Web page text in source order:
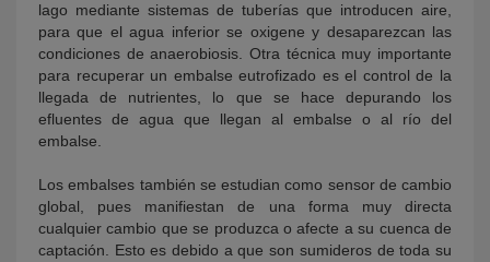
lago mediante sistemas de tuberías que introducen aire,
para que el agua inferior se oxigene y desaparezcan las
condiciones de anaerobiosis. Otra técnica muy importante
para recuperar un embalse eutrofizado es el control de la
llegada de nutrientes, lo que se hace depurando los
efluentes de agua que llegan al embalse o al río del
embalse.
Los embalses también se estudian como sensor de cambio
global, pues manifiestan de una forma muy directa
cualquier cambio que se produzca o afecte a su cuenca de
captación. Esto es debido a que son sumideros de toda su